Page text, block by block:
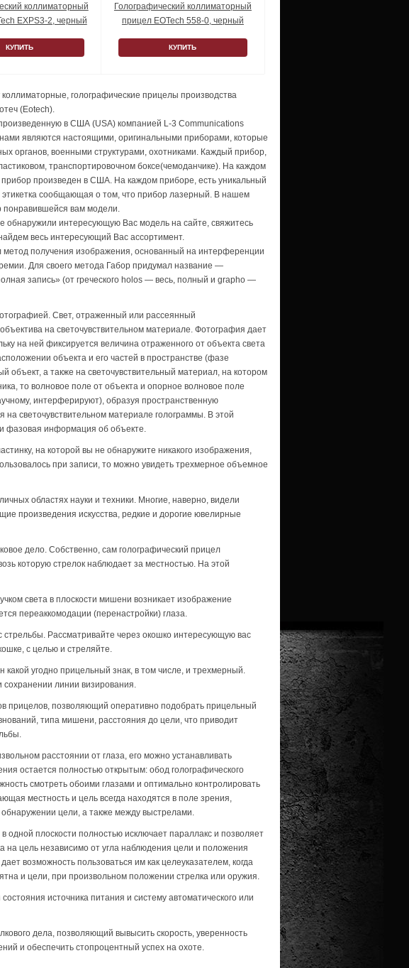
коллиматорный
EXPS3-2, черный
КУПИТЬ
Голографический коллиматорный
прицел EOTech 558-0, черный
КУПИТЬ
голографические прицелы производства
(Eotech).
в США (USA) компанией L-3 Communications
являются настоящими, оригинальными приборами, которые
органов, военными структурами, охотниками. Каждый прибор,
транспортировочном боксе(чемоданчике). На каждом
произведен в США. На каждом приборе, есть уникальный
сообщающая о том, что прибор лазерный. В нашем
понравившейся вам модели.
интересующую Вас модель на сайте, свяжитесь
весь интересующий Вас ассортимент.
метод получения изображения, основанный на интерференции
Для своего метода Габор придумал название —
запись» (от греческого hоlоs — весь, полный и grapho —
Свет, отраженный или рассеянный
на светочувствительном материале. Фотография дает
на ней фиксируется величина отраженного от объекта света
объекта и его частей в пространстве (фазе
а также на светочувствительный материал, на котором
то волновое поле от объекта и опорное волновое поле
интерферируют), образуя пространственную
светочувствительном материале голограммы. В этой
фазовая информация об объекте.
на которой вы не обнаружите никакого изображения,
при записи, то можно увидеть трехмерное объемное
областях науки и техники. Многие, наверно, видели
произведения искусства, редкие и дорогие ювелирные
дело. Собственно, сам голографический прицел
которую стрелок наблюдает за местностью. На этой
света в плоскости мишени возникает изображение
переаккомодации (перенастройки) глаза.
Рассматривайте через окошко интересующую вас
с целью и стреляйте.
угодно прицельный знак, в том числе, и трехмерный.
линии визирования.
прицелов, позволяющий оперативно подобрать прицельный
типа мишени, расстояния до цели, что приводит
расстоянии от глаза, его можно устанавливать
остается полностью открытым: обод голографического
смотреть обоими глазами и оптимально контролировать
местность и цель всегда находятся в поле зрения,
цели, а также между выстрелами.
плоскости полностью исключает параллакс и позволяет
на цель независимо от угла наблюдения цели и положения
возможность пользоваться им как целеуказателем, когда
и цели, при произвольном положении стрелка или оружия.
источника питания и систему автоматического или
дела, позволяющий вывысить скорость, уверенность
и обеспечить стопроцентный успех на охоте.